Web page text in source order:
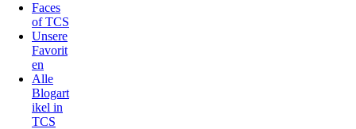
Faces
of TCS
Unsere
Favorit
en
Alle
Blogart
ikel in
TCS